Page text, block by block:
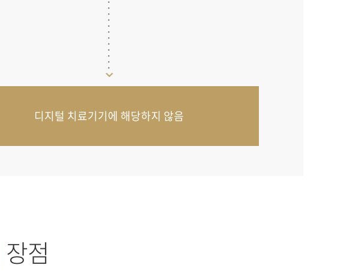
디지털 치료기기에 해당하지 않음
장점